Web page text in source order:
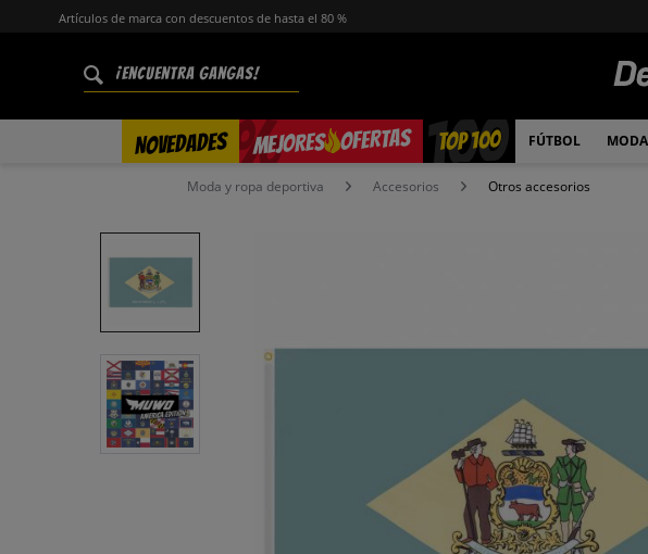
Artículos de marca con descuentos de hasta el 80 %
NOVEDADES MEJORES OFERTAS
% TOP 100 FÚTBOL
Moda y ropa deportiva Accesorios Otros accesorios